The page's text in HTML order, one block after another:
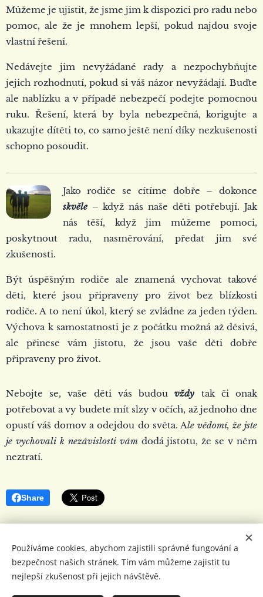
Můžeme je ujistit, že jsme jim k dispozici pro radu nebo
pomoc, ale že je mnohem lepší, pokud najdou svoje
vlastní řešení.
Nedávejte jim nevyžádané rady a nezpochybňujte
jejich rozhodnutí, pokud si váš názor nevyžádají. Buďte
ale nablízku a v případě nebezpečí podejte pomocnou
ruku. Řešení, která by byla nebezpečná, korigujte a
ukazujte dítěti to, co samo ještě není díky nezkušenosti
schopno posoudit.
Jako rodiče se cítíme dobře – dokonce
skvěle– když nás naše děti potřebují. Jak
nás těší, když jim můžeme pomoci,
poskytnout radu, nasměrování, předat jim své
zkušenosti.
Být úspěšným rodiče ale znamená vychovat takové
děti, které jsou připraveny pro život bez blízkosti
rodiče. A to není úkol, který se zvládne za jeden týden.
Výchova k samostatnosti je z počátku možná až děsivá,
ale přinese vám jistotu, že jsou vaše děti dobře
připraveny pro život.
Nebojte se, vaše děti vás budouvždy tak či onak
potřebovat a vy budete mít slzy v očích, až jednoho dne
opustí váš domov a odejdou do světa. Ale vědomí, že jste
je vychovali k nezávislosti vámdodá jistotu, že se v něm
neztratí.
Share
Eliška Vondráčková
Všechna práva vyhrazena 2018
Používáme cookies, abychom zajistili správné fungování a
bezpečnost našich stránek. Tím vám můžeme zajistit tu
nejlepší zkušenost při jejich návštěvě.